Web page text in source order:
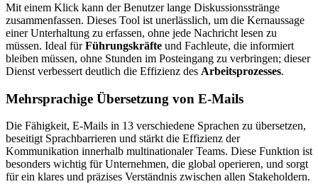
Mit einem Klick kann der Benutzer lange Diskussionsstränge
zusammenfassen. Dieses Tool ist unerlässlich, um die Kernaussage
einer Unterhaltung zu erfassen, ohne jede Nachricht lesen zu
müssen. Ideal fürFührungskräfte und Fachleute, die informiert
bleiben müssen, ohne Stunden im Posteingang zu verbringen; dieser
Dienst verbessert deutlich die Effizienz des Arbeitsprozesses.
Mehrsprachige Übersetzung von E-Mails
Die Fähigkeit, E-Mails in 13 verschiedene Sprachen zu übersetzen,
beseitigt Sprachbarrieren und stärkt die Effizienz der
Kommunikation innerhalb multinationaler Teams. Diese Funktion ist
besonders wichtig für Unternehmen, die global operieren, und sorgt
für ein klares und präzises Verständnis zwischen allen Stakeholdern.